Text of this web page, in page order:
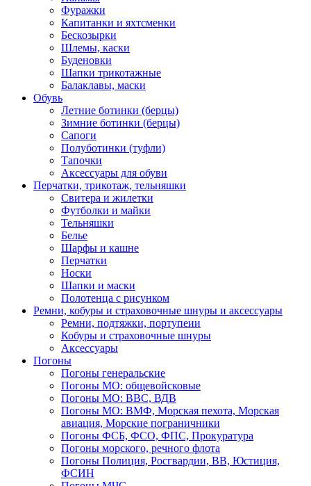
Фуражки
Капитанки и яхтсменки
Бескозырки
Шлемы, каски
Буденовки
Шапки трикотажные
Балаклавы, маски
Обувь
Летние ботинки (берцы)
Зимние ботинки (берцы)
Сапоги
Полуботинки (туфли)
Тапочки
Аксессуары для обуви
Перчатки, трикотаж, тельняшки
Свитера и жилетки
Футболки и майки
Тельняшки
Белье
Шарфы и кашне
Перчатки
Носки
Шапки и маски
Полотенца с рисунком
Ремни, кобуры и страховочные шнуры и аксессуары
Ремни, подтяжки, портупеии
Кобуры и страховочные шнуры
Аксессуары
Погоны
Погоны генеральские
Погоны МО: общевойсковые
Погоны МО: ВВС, ВДВ
Погоны МО: ВМФ, Морская пехота, Морская
авиация, Морские пограничники
Погоны ФСБ, ФСО, ФПС, Прокуратура
Погоны морского, речного флота
Погоны Полиция, Росгвардии, ВВ, Юстиция,
ФСИН